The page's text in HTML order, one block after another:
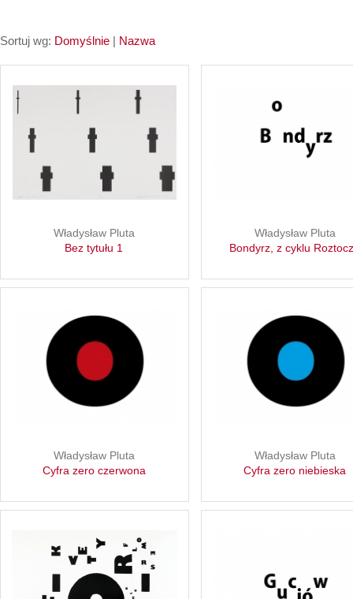
Sortuj wg: Domyślnie | Nazwa
Władysław Pluta
Bez tytułu 1
Władysław Pluta
Bondyrz, z cyklu
Władysław Pluta
Cyfra zero czerwona
Władysław Pluta
Cyfra zero niebieska